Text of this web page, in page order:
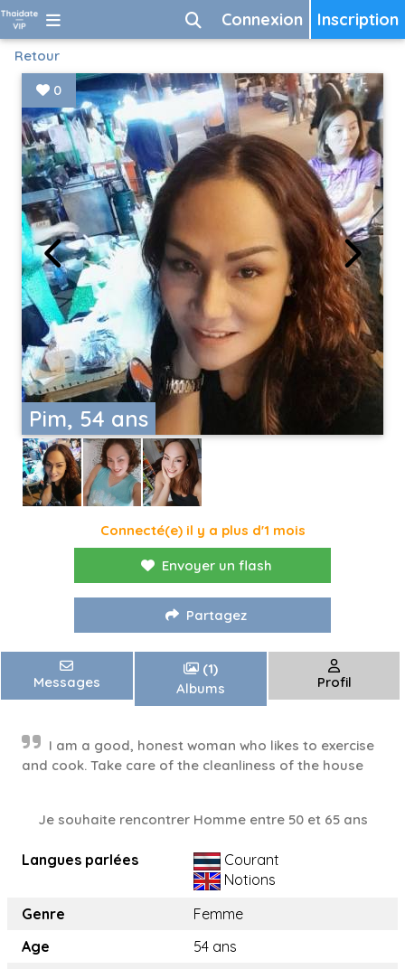
Inscription
Connexion
Retour
Pim, 54 ans
0
Connecté(e) il y a plus d'1 mois
Envoyer un flash
Partagez
Messages
(1)
Albums
Profil
I am a good, honest woman who likes to exercise
and cook. Take care of the cleanliness of the house
Je souhaite rencontrer Homme entre 50 et 65 ans
Langues parlées
Courant
Notions
Genre
Femme
Age
54 ans